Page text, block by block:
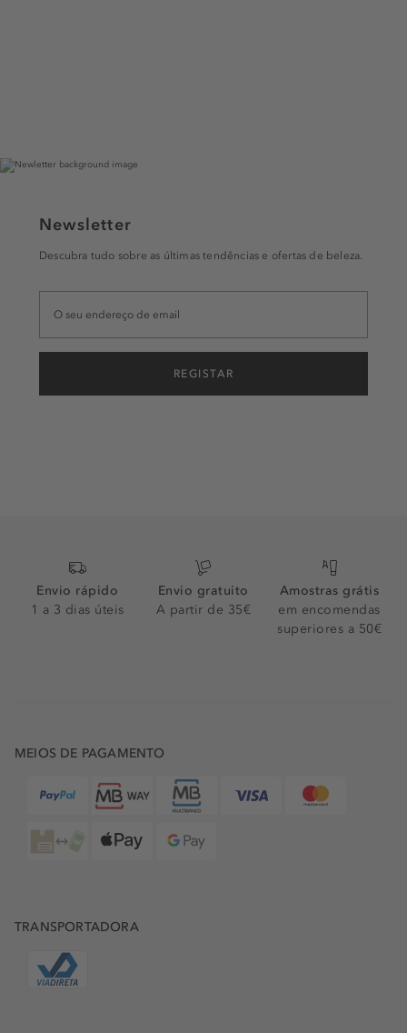
Newsletter
Descubra tudo sobre as últimas tendências e ofertas de beleza.
REGISTAR
Envio rápido
1 a 3 dias úteis
Envio gratuito
A partir de 35€
Amostras grátis
em encomendas
superiores a 50€
MEIOS DE PAGAMENTO
TRANSPORTADORA